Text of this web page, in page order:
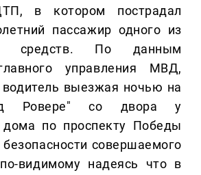
в котором пострадал
пассажир одного из
средств. По данным
управления МВД,
водитель выезжая ночью на
Ровере" со двора у
дома по проспекту Победы
совершаемого
видимому надеясь что в